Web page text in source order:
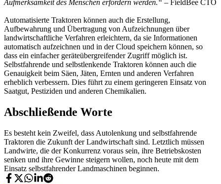
Aufmerksamkeit des Menschen erfordern werden.“ – FieldBee CTO
Automatisierte Traktoren können auch die Erstellung,
Aufbewahrung und Übertragung von Aufzeichnungen über
landwirtschaftliche Verfahren erleichtern, da sie Informationen
automatisch aufzeichnen und in der Cloud speichern können, so
dass ein einfacher geräteübergreifender Zugriff möglich ist.
Selbstfahrende und selbstlenkende Traktoren können auch die
Genauigkeit beim Säen, Jäten, Ernten und anderen Verfahren
erheblich verbessern. Dies führt zu einem geringeren Einsatz von
Saatgut, Pestiziden und anderen Chemikalien.
Abschließende Worte
Es besteht kein Zweifel, dass Autolenkung und selbstfahrende
Traktoren die Zukunft der Landwirtschaft sind. Letztlich müssen
Landwirte, die der Konkurrenz voraus sein, ihre Betriebskosten
senken und ihre Gewinne steigern wollen, noch heute mit dem
Einsatz selbstfahrender Landmaschinen beginnen.